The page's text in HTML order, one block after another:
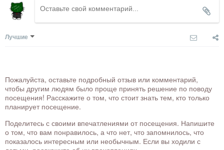
Лучшие
Пожалуйста, оставьте подробный отзыв или комментарий,
чтобы другим людям было проще принять решение по поводу
посещения! Расскажите о том, что стоит знать тем, кто только
планирует посещение.
Поделитесь с своими впечатлениями от посещения. Напишите
о том, что вам понравилось, а что нет, что запомнилось, что
показалось интересным или необычным. Если вы ходили с